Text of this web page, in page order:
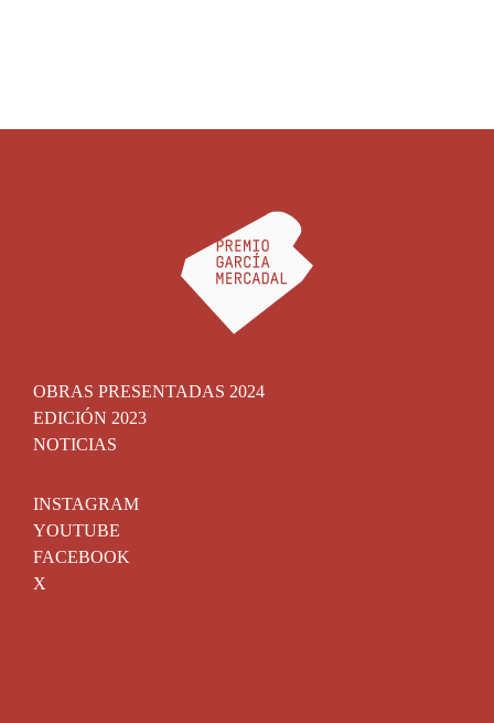
OBRAS PRESENTADAS 2024
EDICIÓN 2023
NOTICIAS
INSTAGRAM
YOUTUBE
FACEBOOK
X